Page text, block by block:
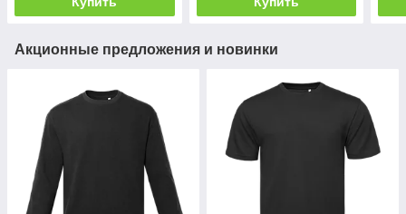
Акционные предложения и новинки